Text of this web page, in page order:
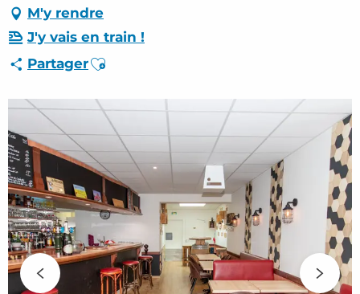
Rendez-vous
Votre séjour
Espace Pro
M'y rendre
J'y vais en train !
PartagerAjouter aux favoris